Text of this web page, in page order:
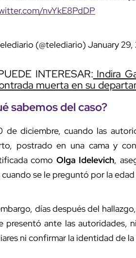
nvYkE8PdDP
(@telediario) January 29,
INTERESAR: Indira
muerta en su
sabemos del caso?
de diciembre, cuando las
postrado en una cama y
como Olga Idelevich,
cuando se le preguntó por la
días después del
presentó ante las autoridades,
ni confirmar la identidad de la